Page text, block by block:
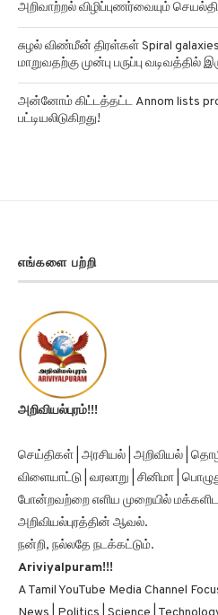
சுழல் விண்மீன் திரள்கள் Spiral
மாறுவதற்கு முன்பு பருப்பு வடிவத்தில்
அன்னோம் கிட்டத்தட்ட Annom lists
பட்டியலிடுகிறது!
அறிவியல்புரம்!!!
விளையாட்டு | வரலாறு | சினிமா |
போன்றவற்றை எளிய முறையில்
அறிவியல்புரத்தின் ஆவல்.
நன்றி, நல்லதே நடக்கட்டும்.
Ariviyalpuram!!!
A Tamil YouTube Media Channel
News | Politics | Science |